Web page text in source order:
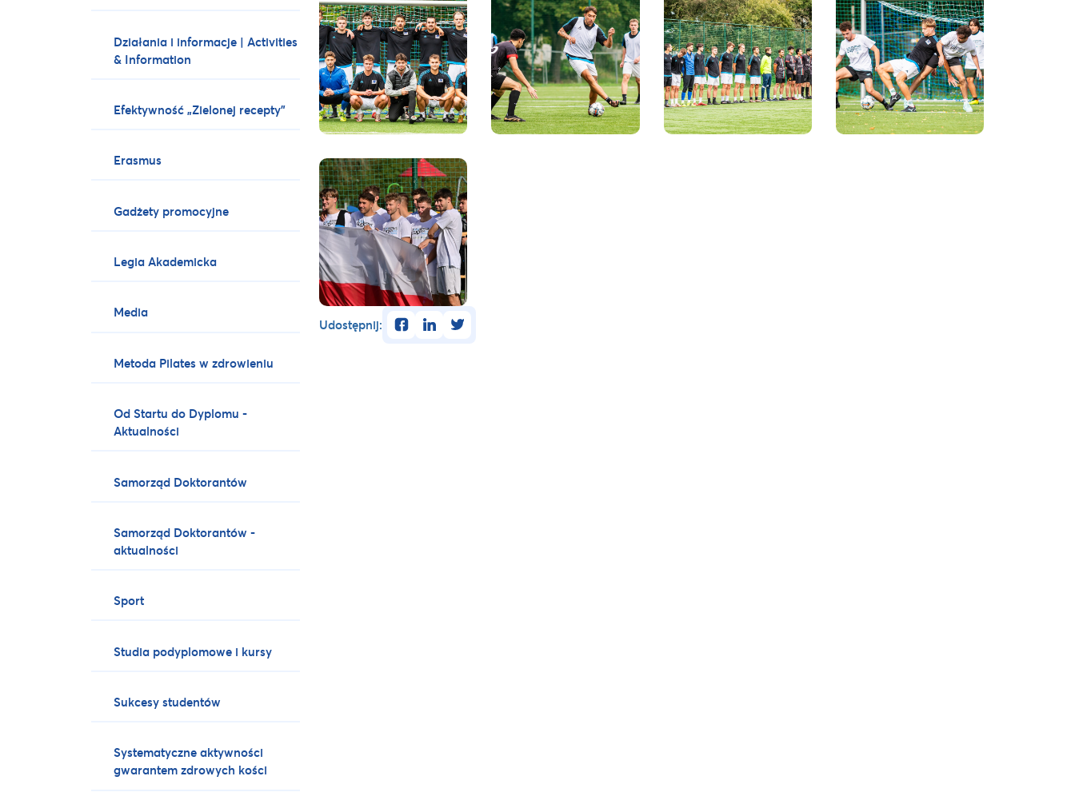
Działania i informacje | Activities
& Information
Efektywność „Zielonej recepty”
Erasmus
Gadżety promocyjne
Legia Akademicka
Media
Metoda Pilates w zdrowieniu
Od Startu do Dyplomu -
Aktualności
Samorząd Doktorantów
Samorząd Doktorantów -
aktualności
Sport
Studia podyplomowe i kursy
Sukcesy studentów
Systematyczne aktywności
gwarantem zdrowych kości
Udostępnij: facebooklinkedintwitter